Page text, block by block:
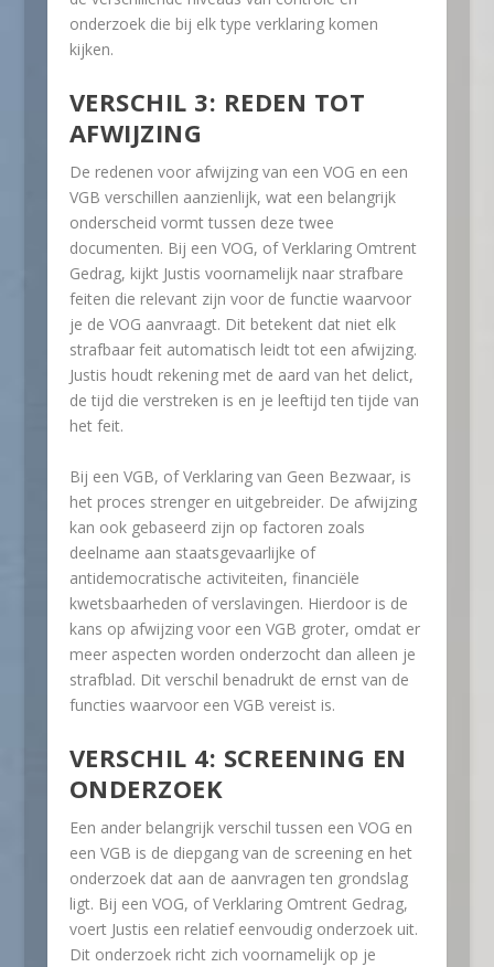
onderzoek die bij elk type verklaring komen
kijken.
VERSCHIL 3: REDEN TOT
AFWIJZING
De redenen voor afwijzing van een VOG en een
VGB verschillen aanzienlijk, wat een belangrijk
onderscheid vormt tussen deze twee
documenten. Bij een VOG, of Verklaring Omtrent
Gedrag, kijkt Justis voornamelijk naar strafbare
feiten die relevant zijn voor de functie waarvoor
je de VOG aanvraagt. Dit betekent dat niet elk
strafbaar feit automatisch leidt tot een afwijzing.
Justis houdt rekening met de aard van het delict,
de tijd die verstreken is en je leeftijd ten tijde van
het feit.
Bij een VGB, of Verklaring van Geen Bezwaar, is
het proces strenger en uitgebreider. De afwijzing
kan ook gebaseerd zijn op factoren zoals
deelname aan staatsgevaarlijke of
antidemocratische activiteiten, financiële
kwetsbaarheden of verslavingen. Hierdoor is de
kans op afwijzing voor een VGB groter, omdat er
meer aspecten worden onderzocht dan alleen je
strafblad. Dit verschil benadrukt de ernst van de
functies waarvoor een VGB vereist is.
VERSCHIL 4: SCREENING EN
ONDERZOEK
Een ander belangrijk verschil tussen een VOG en
een VGB is de diepgang van de screening en het
onderzoek dat aan de aanvragen ten grondslag
ligt. Bij een VOG, of Verklaring Omtrent Gedrag,
voert Justis een relatief eenvoudig onderzoek uit.
Dit onderzoek richt zich voornamelijk op je